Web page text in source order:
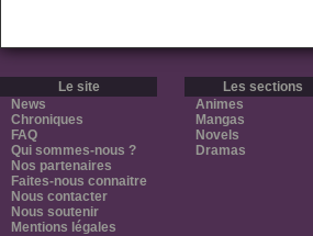
Le site
News
Chroniques
FAQ
Qui sommes-nous ?
Nos partenaires
Faites-nous connaitre
Nous contacter
Nous soutenir
Mentions légales
Les sections
Animes
Mangas
Novels
Dramas